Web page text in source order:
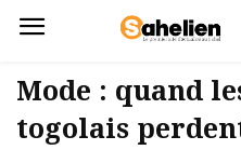
Mode : quand
togolais